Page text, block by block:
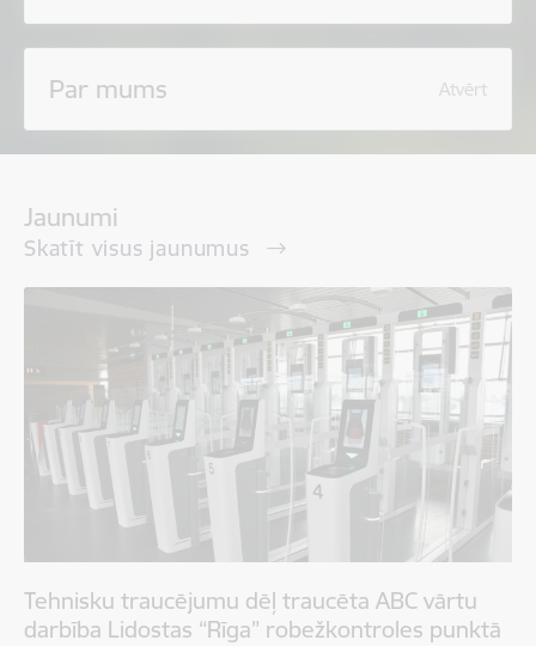
Par mums Atvērt
Jaunumi
Skatīt visus jaunumus
Tehnisku traucējumu dēļ traucēta ABC vārtu
darbība Lidostas “Rīga” robežkontroles punktā